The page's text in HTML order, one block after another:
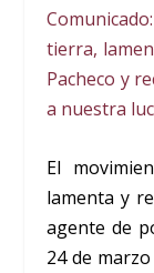
tierra,
Pacheco y
a nuestra
El
lamenta y
agente de
24 de